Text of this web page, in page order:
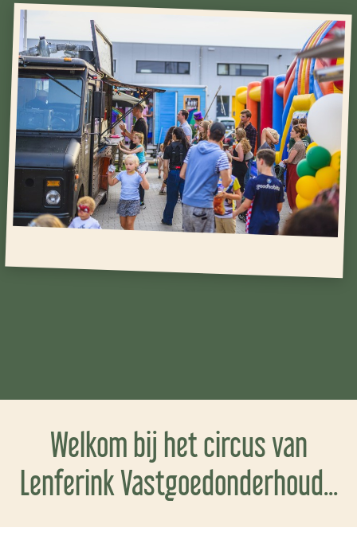
Welkom bij het circus van
Lenferink Vastgoedonderhoud...